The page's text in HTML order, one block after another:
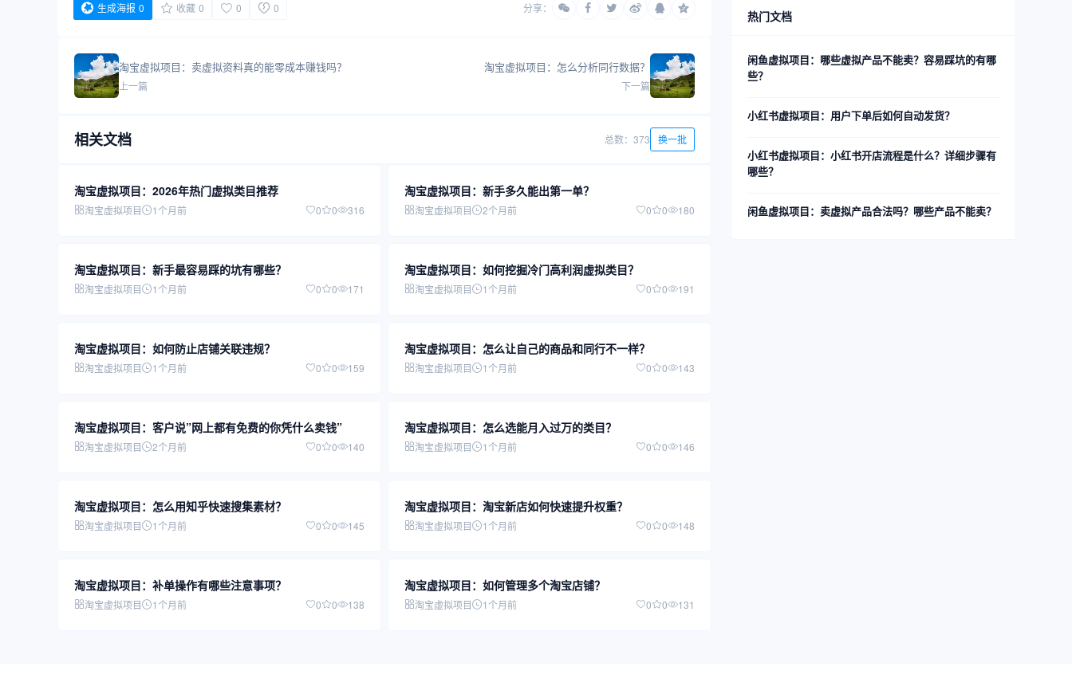
生成海报 0 收藏 0 0 0 分享：
淘宝虚拟项目：卖虚拟资料真的能零成本赚钱吗？
上一篇
淘宝虚拟项目：怎么分析同行数据？
下一篇
相关文档 总数：373 换一批
淘宝虚拟项目：2026年热门虚拟类目推荐
淘宝虚拟项目 1个月前 0 0 316
淘宝虚拟项目：新手多久能出第一单？
淘宝虚拟项目 2个月前 0 0 180
淘宝虚拟项目：新手最容易踩的坑有哪些？
淘宝虚拟项目 1个月前 0 0 171
淘宝虚拟项目：如何挖掘冷门高利润虚拟类目？
淘宝虚拟项目 1个月前 0 0 191
淘宝虚拟项目：如何防止店铺关联违规？
淘宝虚拟项目 1个月前 0 0 159
淘宝虚拟项目：怎么让自己的商品和同行不一样？
淘宝虚拟项目 1个月前 0 0 143
淘宝虚拟项目：客户说”网上都有免费的你凭什么卖钱”
淘宝虚拟项目 2个月前 0 0 140
淘宝虚拟项目：怎么选能月入过万的类目？
淘宝虚拟项目 1个月前 0 0 146
淘宝虚拟项目：怎么用知乎快速搜集素材？
淘宝虚拟项目 1个月前 0 0 145
淘宝虚拟项目：淘宝新店如何快速提升权重？
淘宝虚拟项目 1个月前 0 0 148
淘宝虚拟项目：补单操作有哪些注意事项？
淘宝虚拟项目 1个月前 0 0 138
淘宝虚拟项目：如何管理多个淘宝店铺？
淘宝虚拟项目 1个月前 0 0 131
热门文档
闲鱼虚拟项目：哪些虚拟产品不能卖？容易踩坑的有哪
些？
小红书虚拟项目：用户下单后如何自动发货？
小红书虚拟项目：小红书开店流程是什么？详细步骤有
哪些？
闲鱼虚拟项目：卖虚拟产品合法吗？哪些产品不能卖？